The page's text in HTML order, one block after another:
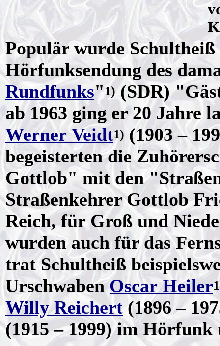
Populär wurde
Hörfunksendung des
Rundfunks"1)(SDR)
ab 1963 ging er 20 Jahre
Werner Veidt1) (1903 –
begeisterten die
Gottlob" mit den
Straßenkehrer Gottlob
Reich, für Groß und
wurden auch für das
trat Schultheiß
UrschwabenOscar Heiler
Willy Reichert (1896 –
(1915 – 1999) im Hörfunk